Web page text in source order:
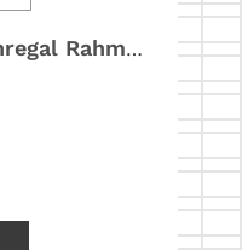
DEXION P90 Palettenregal Rahmen Ständer Höhe 3.000 mm x Tiefe 1100 mm